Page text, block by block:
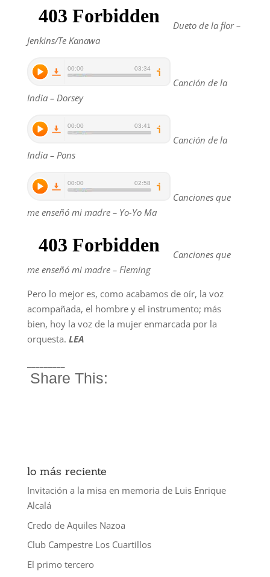
Dueto de la flor –
Jenkins/Te Kanawa
Canción de la
India – Dorsey
Canción de la
India – Pons
Canciones que
me enseñó mi madre – Yo-Yo Ma
Canciones que
me enseñó mi madre – Fleming
Pero lo mejor es, como acabamos de oír, la voz
acompañada, el hombre y el instrumento; más
bien, hoy la voz de la mujer enmarcada por la
orquesta. LEA
Share This:
lo más reciente
Invitación a la misa en memoria de Luis Enrique
Alcalá
Credo de Aquiles Nazoa
Club Campestre Los Cuartillos
El primo tercero